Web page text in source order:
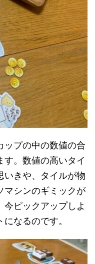
ップの中の数値の合
。数値の高いタイ
いきや、タイルが物
マシンのギミックが
今ピックアップしよ
なるのです。